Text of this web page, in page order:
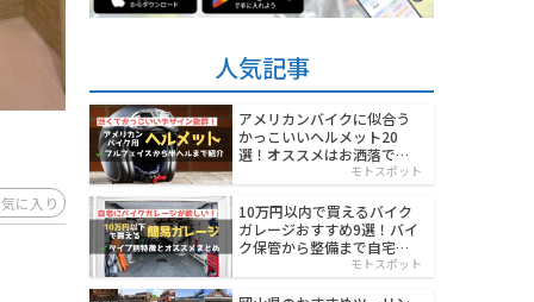
に入り
人気記事
アメリカンバイクに似合う
かっこいいヘルメット20
選！オススメはお洒落でワ
モトスポット
10万円以内で買えるバイク
ガレージおすすめ9選！バイ
ク保管から整備まで自宅で
モトスポット